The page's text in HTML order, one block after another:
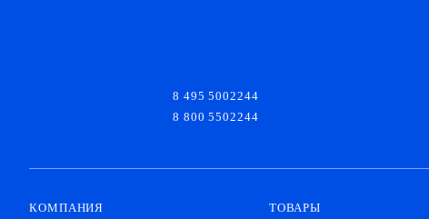
8 495 5002244
8 800 5502244
КОМПАНИЯ ТОВАРЫ